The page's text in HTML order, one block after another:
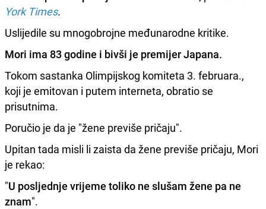
York Times.
Uslijedile su mnogobrojne međunarodne kritike.
Mori ima 83 godine i bivši je premijer Japana.
Tokom sastanka Olimpijskog komiteta 3. februara.,
koji je emitovan i putem interneta, obratio se
prisutnima.
Poručio je da je "žene previše pričaju".
Upitan tada misli li zaista da žene previše pričaju, Mori
je rekao:
"U posljednje vrijeme toliko ne slušam žene pa ne
znam".